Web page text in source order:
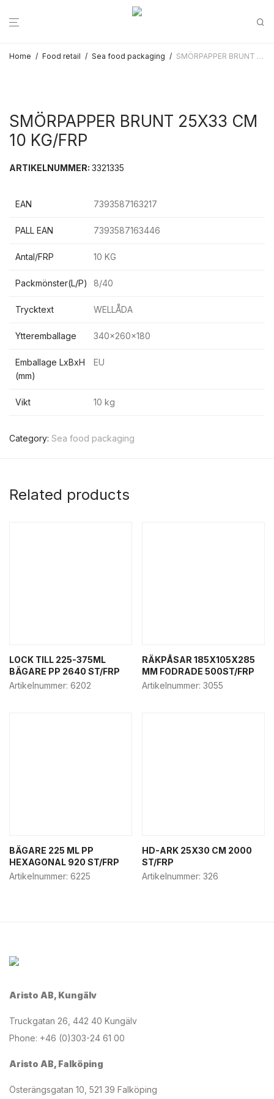
Home / Food retail / Sea food packaging / SMÖRPAPPER BRUNT 25X33 CM 10 KG/FRP
SMÖRPAPPER BRUNT 25X33 CM
10 KG/FRP
ARTIKELNUMMER: 3321335
EAN 7393587163217
PALL EAN 7393587163446
Antal/FRP 10 KG
Packmönster(L/P) 8/40
Trycktext WELLÅDA
Ytteremballage 340x260x180
Emballage LxBxH
(mm)
EU
Vikt 10 kg
Category: Sea food packaging
Related products
LOCK TILL 225-375ML
BÄGARE PP 2640 ST/FRP
Artikelnummer: 6202
RÄKPÅSAR 185X105X285
MM FODRADE 500ST/FRP
Artikelnummer: 3055
BÄGARE 225 ML PP
HEXAGONAL 920 ST/FRP
Artikelnummer: 6225
HD-ARK 25X30 CM 2000
ST/FRP
Artikelnummer: 326
Aristo AB, Kungälv
Truckgatan 26, 442 40 Kungälv
Phone: +46 (0)303-24 61 00
Aristo AB, Falköping
Österängsgatan 10, 521 39 Falköping